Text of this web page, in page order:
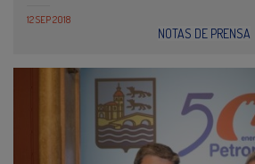
12 SEP 2018
NOTAS DE PRENSA